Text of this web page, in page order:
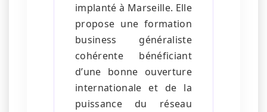
implanté à Marseille. Elle
propose une formation
business généraliste
cohérente bénéficiant
d’une bonne ouverture
internationale et de la
puissance du réseau